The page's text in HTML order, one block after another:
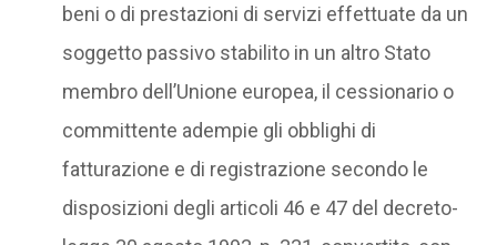
beni o di prestazioni di servizi effettuate da un
soggetto passivo stabilito in un altro Stato
membro dell’Unione europea, il cessionario o
committente adempie gli obblighi di
fatturazione e di registrazione secondo le
disposizioni degli articoli 46 e 47 del decreto-